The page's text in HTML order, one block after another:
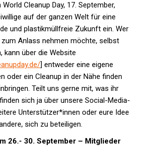
Cleanup Day, 17. September,
auf der ganzen Welt für eine
und plastikmüllfreie Zukunft ein. Wer
Anlass nehmen möchte, selbst
kann über die Website
] entweder eine eigene
oder ein Cleanup in der Nähe finden
Teilt uns gerne mit, was ihr
sich ja über unsere Social-Media-
Unterstützer*innen oder eure Idee
sich zu beteiligen.
26.- 30. September – Mitglieder